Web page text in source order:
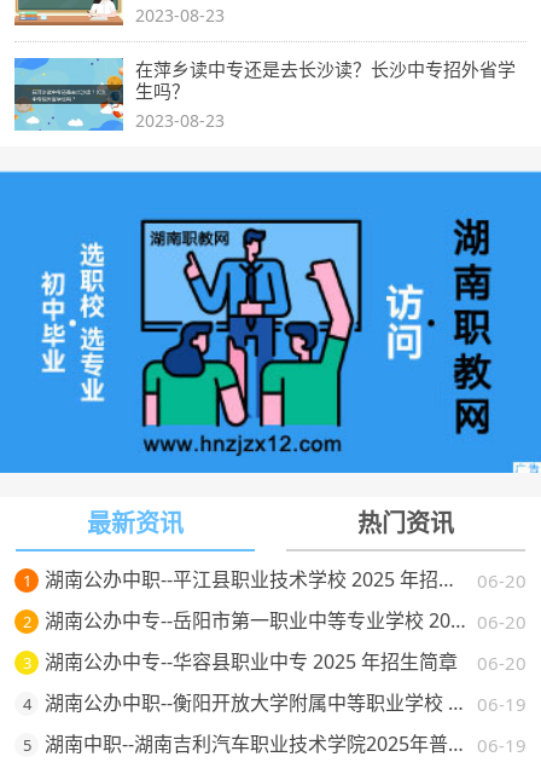
2023-08-23
在萍乡读中专还是去长沙读？长沙中专招外省学
生吗？
2023-08-23
最新资讯 热门资讯
1 06-20
湖南公办中职--平江县职业技术学校 2025 年招生简章
2 06-20
湖南公办中专--岳阳市第一职业中等专业学校 2025 年招生简章
3 06-20
湖南公办中专--华容县职业中专 2025 年招生简章
4 06-19
湖南公办中职--衡阳开放大学附属中等职业学校 2025 年招生简章
5 06-19
湖南中职--湖南吉利汽车职业技术学院2025年普通高校招生章程